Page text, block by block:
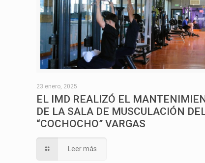
23 enero, 2025
EL IMD REALIZÓ EL
DE LA SALA DE MUSCULACIÓN
“COCHOCHO” VARGAS
Leer más